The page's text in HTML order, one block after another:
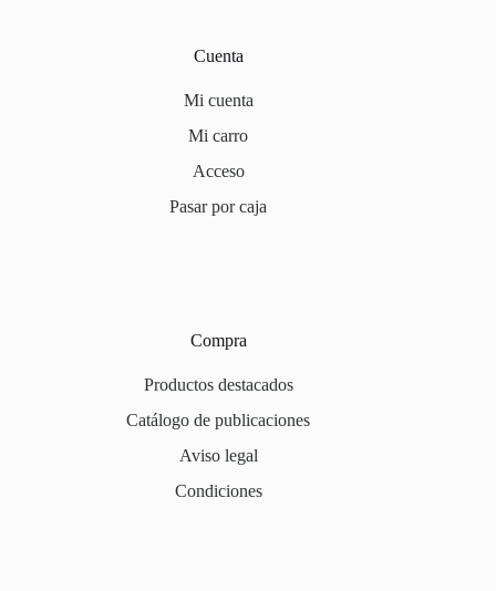
Cuenta
Mi cuenta
Mi carro
Acceso
Pasar por caja
Compra
Productos destacados
Catálogo de publicaciones
Aviso legal
Condiciones